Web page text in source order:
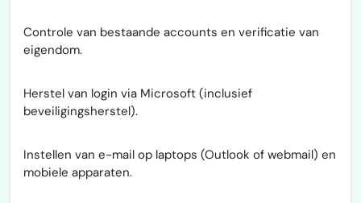
Controle van bestaande accounts en verificatie van
eigendom.
Herstel van login via Microsoft (inclusief
beveiligingsherstel).
Instellen van e-mail op laptops (Outlook of webmail) en
mobiele apparaten.